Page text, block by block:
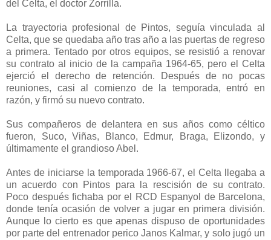
del Celta, el doctor Zorrilla.
La trayectoria profesional de Pintos, seguía vinculada al
Celta, que se quedaba año tras año a las puertas de regreso
a primera. Tentado por otros equipos, se resistió a renovar
su contrato al inicio de la campaña 1964-65, pero el Celta
ejerció el derecho de retención. Después de no pocas
reuniones, casi al comienzo de la temporada, entró en
razón, y firmó su nuevo contrato.
Sus compañeros de delantera en sus años como céltico
fueron, Suco, Viñas, Blanco, Edmur, Braga, Elizondo, y
últimamente el grandioso Abel.
Antes de iniciarse la temporada 1966-67, el Celta llegaba a
un acuerdo con Pintos para la rescisión de su contrato.
Poco después fichaba por el RCD Espanyol de Barcelona,
donde tenía ocasión de volver a jugar en primera división.
Aunque lo cierto es que apenas dispuso de oportunidades
por parte del entrenador perico Janos Kalmar, y solo jugó un